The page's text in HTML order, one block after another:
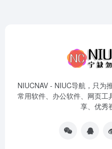
NIUCNAV - NIUC导航，只为
常用软件、办公软件、网页
享、优秀